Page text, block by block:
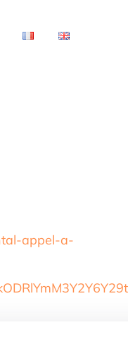
appel-a-